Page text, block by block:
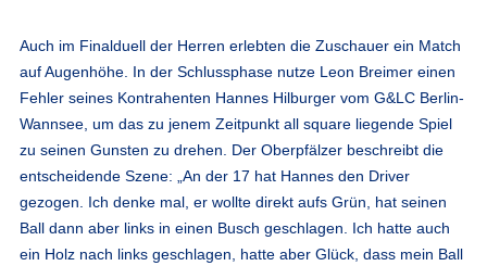
Auch im Finalduell der Herren erlebten die Zuschauer ein Match
auf Augenhöhe. In der Schlussphase nutze Leon Breimer einen
Fehler seines Kontrahenten Hannes Hilburger vom G&LC Berlin-
Wannsee, um das zu jenem Zeitpunkt all square liegende Spiel
zu seinen Gunsten zu drehen. Der Oberpfälzer beschreibt die
entscheidende Szene: „An der 17 hat Hannes den Driver
gezogen. Ich denke mal, er wollte direkt aufs Grün, hat seinen
Ball dann aber links in einen Busch geschlagen. Ich hatte auch
ein Holz nach links geschlagen, hatte aber Glück, dass mein Ball